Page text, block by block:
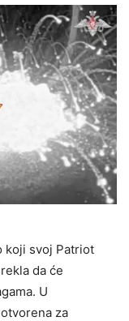
koji svoj Patriot
da će
U
za